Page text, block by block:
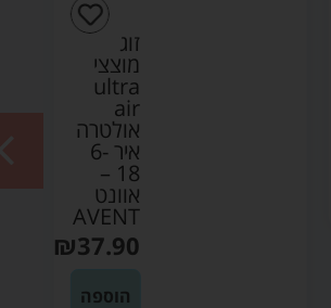
זוג
מוצצי
ultra
air
אולטרה
איר 6-
18 –
אוונט
AVENT
₪37.90
הוספה